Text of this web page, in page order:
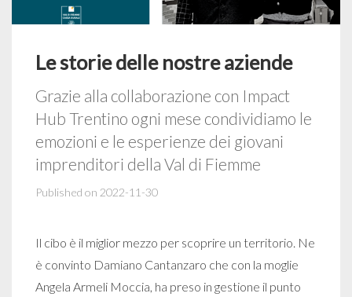
Le storie delle nostre aziende
Grazie alla collaborazione con Impact
Hub Trentino ogni mese condividiamo le
emozioni e le esperienze dei giovani
imprenditori della Val di Fiemme
Published on 2022-11-30
Il cibo è il miglior mezzo per scoprire un territorio. Ne
è convinto Damiano Cantanzaro che con la moglie
Angela Armeli Moccia, ha preso in gestione il punto